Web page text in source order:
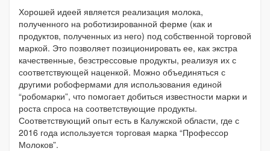
Хорошей идеей является реализация молока,
полученного на роботизированной ферме (как и
продуктов, полученных из него) под собственной торговой
маркой. Это позволяет позиционировать ее, как экстра
качественные, безстрессовые продукты, реализуя их с
соответствующей наценкой. Можно объединяться с
другими робофермами для использования единой
“робомарки”, что помогает добиться известности марки и
роста спроса на соответствующие продукты.
Соответствующий опыт есть в Калужской области, где с
2016 года используется торговая марка “Профессор
Молоков”.